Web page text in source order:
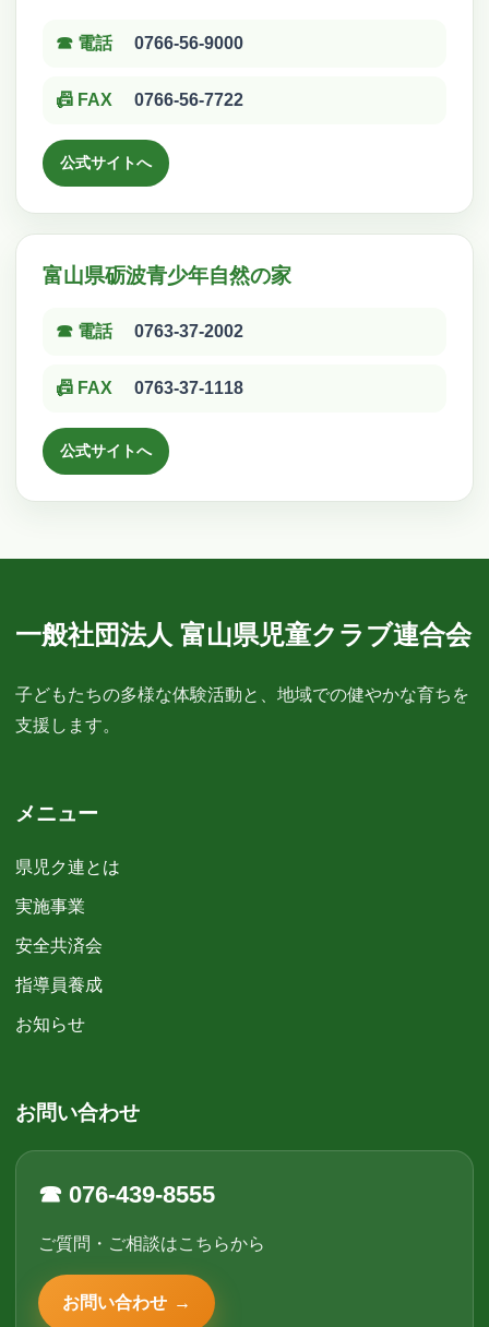
☎ 電話 0766-56-9000
📠 FAX 0766-56-7722
公式サイトへ
富山県砺波青少年自然の家
☎ 電話 0763-37-2002
📠 FAX 0763-37-1118
公式サイトへ
一般社団法人 富山県児童クラブ連合会
子どもたちの多様な体験活動と、地域での健やかな育ちを
支援します。
メニュー
県児ク連とは
実施事業
安全共済会
指導員養成
お知らせ
お問い合わせ
☎ 076-439-8555
ご質問・ご相談はこちらから
お問い合わせ